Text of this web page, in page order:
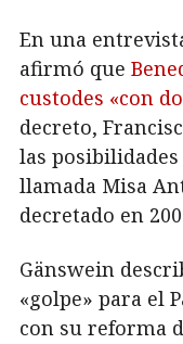
En una
afirmó que
custodes «con
decreto,
las
llamada Misa
decretado en
Gänswein
«golpe» para el
con su reforma